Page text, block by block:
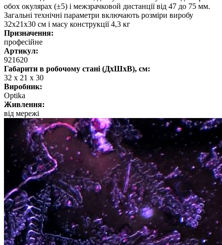
обох окулярах (±5) і межзрачковой дистанції від 47 до 75 мм.
Загальні технічні параметри включають розміри виробу
32х21х30 см і масу конструкції 4,3 кг
Призначення:
професійне
Артикул:
921620
Габарити в робочому стані (ДхШхВ), см:
32 х 21 х 30
Виробник:
Optika
Живлення:
від мережі